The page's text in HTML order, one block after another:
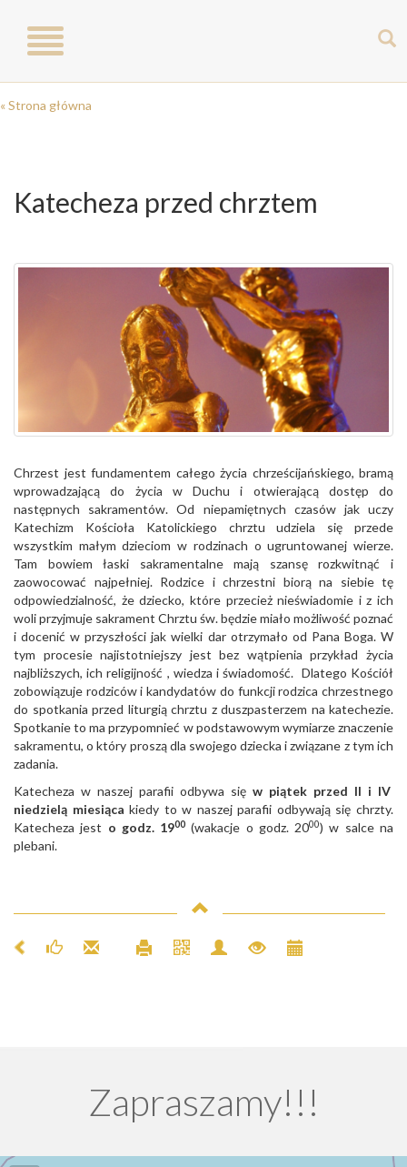
Toggle
navigation
« Strona główna
Katecheza przed chrztem
Chrzest jest fundamentem całego życia chrześcijańskiego, bramą
wprowadzającą do życia w Duchu i otwierającą dostęp do
następnych sakramentów. Od niepamiętnych czasów jak uczy
Katechizm Kościoła Katolickiego chrztu udziela się przede
wszystkim małym dzieciom w rodzinach o ugruntowanej wierze.
Tam bowiem łaski sakramentalne mają szansę rozkwitnąć i
zaowocować najpełniej. Rodzice i chrzestni biorą na siebie tę
odpowiedzialność, że dziecko, które przecież nieświadomie i z ich
woli przyjmuje sakrament Chrztu św. będzie miało możliwość poznać
i docenić w przyszłości jak wielki dar otrzymało od Pana Boga. W
tym procesie najistotniejszy jest bez wątpienia przykład życia
najbliższych, ich religijność , wiedza i świadomość. Dlatego Kościół
zobowiązuje rodziców i kandydatów do funkcji rodzica chrzestnego
do spotkania przed liturgią chrztu z duszpasterzem na katechezie.
Spotkanie to ma przypomnieć w podstawowym wymiarze znaczenie
sakramentu, o który proszą dla swojego dziecka i związane z tym ich
zadania.
Katecheza w naszej parafii odbywa się w piątek przed II i IV
niedzielą miesiąca kiedy to w naszej parafii odbywają się chrzty.
Katecheza jest o godz. 1900 (wakacje o godz. 2000) w salce na
plebani.
Zapraszamy!!!